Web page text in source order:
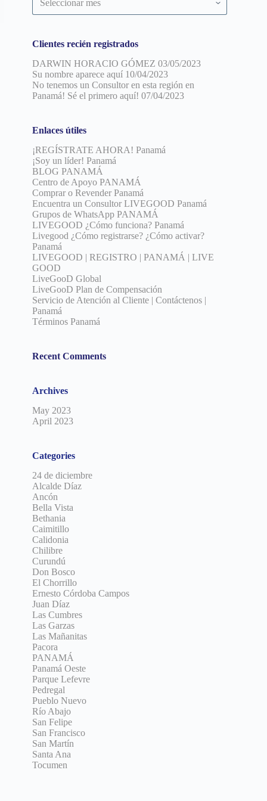
por
fecha
Clientes recién registrados
DARWIN HORACIO GÓMEZ 03/05/2023
Su nombre aparece aquí 10/04/2023
No tenemos un Consultor en esta región en
Panamá! Sé el primero aquí! 07/04/2023
Enlaces útiles
¡REGÍSTRATE AHORA! Panamá
¡Soy un líder! Panamá
BLOG PANAMÁ
Centro de Apoyo PANAMÁ
Comprar o Revender Panamá
Encuentra un Consultor LIVEGOOD Panamá
Grupos de WhatsApp PANAMÁ
LIVEGOOD ¿Cómo funciona? Panamá
Livegood ¿Cómo registrarse? ¿Cómo activar?
Panamá
LIVEGOOD | REGISTRO | PANAMÁ | LIVE
GOOD
LiveGooD Global
LiveGooD Plan de Compensación
Servicio de Atención al Cliente | Contáctenos |
Panamá
Términos Panamá
Recent Comments
Archives
May 2023
April 2023
Categories
24 de diciembre
Alcalde Díaz
Ancón
Bella Vista
Bethania
Caimitillo
Calidonia
Chilibre
Curundú
Don Bosco
El Chorrillo
Ernesto Córdoba Campos
Juan Díaz
Las Cumbres
Las Garzas
Las Mañanitas
Pacora
PANAMÁ
Panamá Oeste
Parque Lefevre
Pedregal
Pueblo Nuevo
Río Abajo
San Felipe
San Francisco
San Martín
Santa Ana
Tocumen